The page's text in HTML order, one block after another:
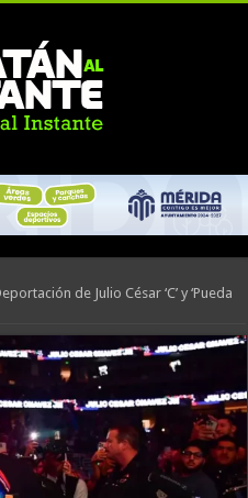
de Julio César ‘C’ y ‘Pueda